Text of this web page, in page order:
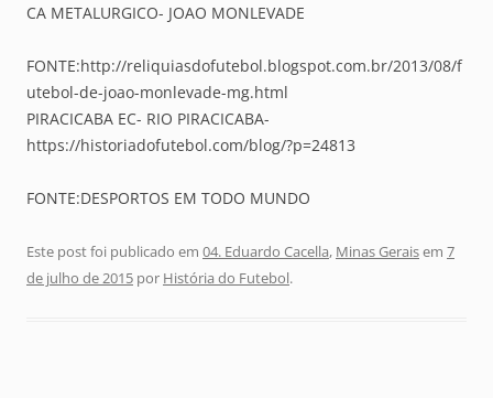
CA METALURGICO- JOAO MONLEVADE
FONTE:http://reliquiasdofutebol.blogspot.com.br/2013/08/f
utebol-de-joao-monlevade-mg.html
PIRACICABA EC- RIO PIRACICABA-
https://historiadofutebol.com/blog/?p=24813
FONTE:DESPORTOS EM TODO MUNDO
Este post foi publicado em 04. Eduardo Cacella, Minas Geraisem 7
de julho de 2015 por História do Futebol.